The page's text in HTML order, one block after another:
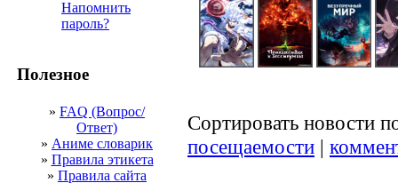
Напомнить
пароль?
Полезное
» FAQ (Вопрос/
Ответ)
» Аниме словарик
» Правила этикета
» Правила сайта
Сортировать новости
посещаемости |